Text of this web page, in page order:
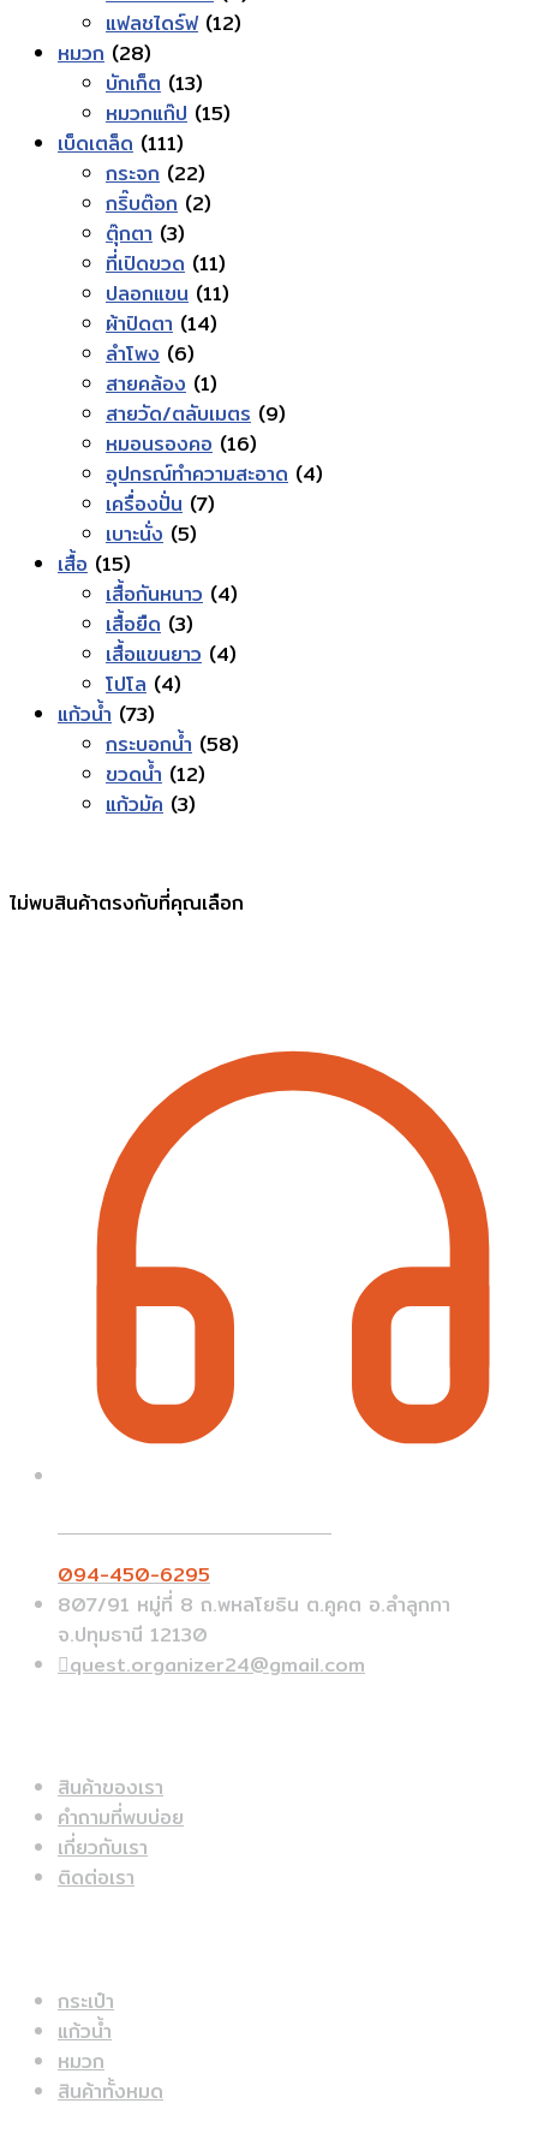
แฟลชไดร์ฟ 1212
หมวก 2828
สินค้า
บักเก็ต 1313
สินค้า
หมวกแก๊ป 1515
เบ็ดเตล็ด 111111
สินค้า
กระจก 2222
สินค้า
กริ๊บต๊อก 22
ตุ๊กตา 33
สินค้า
ที่เปิดขวด 1111
สินค้า
ปลอกแขน 1111
ผ้าปิดตา 1414
ลำโพง 66
สินค้า
สายคล้อง 11
สินค้า
สายวัด/ตลับเมตร 99
หมอนรองคอ 1616
สินค้า
อุปกรณ์ทำความสะอาด 44
เครื่องปั่น 77
เบาะนั่ง 55
เสื้อ 1515
สินค้า
เสื้อกันหนาว 44
เสื้อยืด 33
สินค้า
เสื้อแขนยาว 44
โปโล 44
แก้วน้ำ 7373
สินค้า
กระบอกน้ำ 5858
ขวดน้ำ 1212
แก้วมัค 33
ไม่พบสินค้าตรงกับที่คุณเลือก
094-450-6295
807/91 หมู่ที่ 8 ถ.พหลโยธิน ต.คูคต อ.ลำลูกกา
จ.ปทุมธานี 12130
quest.organizer24@gmail.com
สินค้าของเรา
คำถามที่พบบ่อย
เกี่ยวกับเรา
ติดต่อเรา
กระเป๋า
แก้วน้ำ
หมวก
สินค้าทั้งหมด